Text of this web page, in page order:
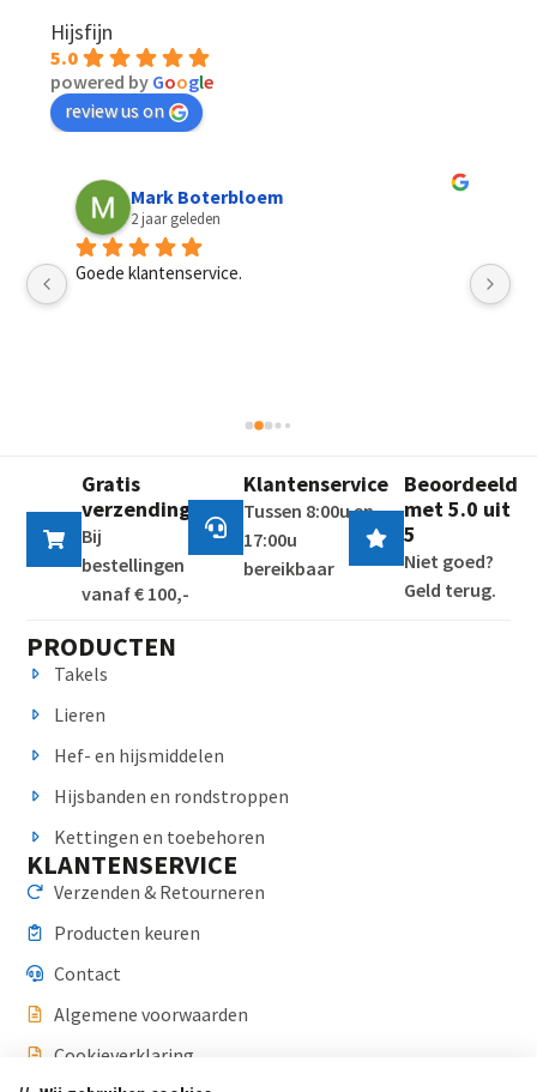
Hijsfijn
5.0
powered by Google
review us on
Mark Boterbloem
2 jaar geleden
Goede klantenservice.
Gratis
verzending
Bij
bestellingen
vanaf € 100,-
Klantenservice
Tussen 8:00u en
17:00u
bereikbaar
Beoordeeld
met 5.0 uit
5
Niet goed?
Geld terug.
PRODUCTEN
Takels
Lieren
Hef- en hijsmiddelen
Hijsbanden en rondstroppen
Kettingen en toebehoren
KLANTENSERVICE
Verzenden & Retourneren
Producten keuren
Contact
Algemene voorwaarden
Cookieverklaring